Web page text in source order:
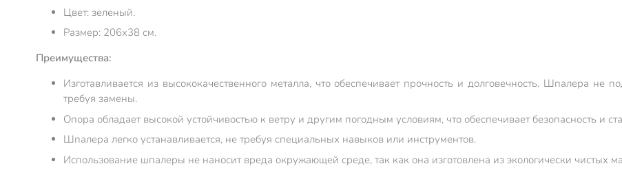
Цвет: зеленый.
Размер: 206х38 см.
Преимущества:
Изготавливается из высококачественного металла, что обеспечивает прочность и долговечность. Шпалера
требуя замены.
Опора обладает высокой устойчивостью к ветру и другим погодным условиям, что обеспечивает безопасность и
Шпалера легко устанавливается, не требуя специальных навыков или инструментов.
Использование шпалеры не наносит вреда окружающей среде, так как она изготовлена из экологически чистых